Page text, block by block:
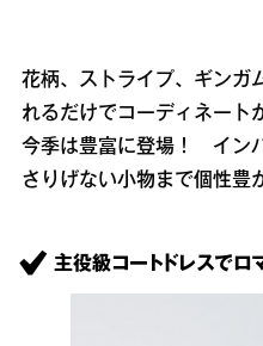
花柄、ストライプ、ギンガ
れるだけでコーディネート
今季は豊富に登場！ イン
さりげない小物まで個性豊
主役級コートドレスでロ